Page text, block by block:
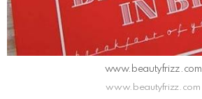
www.beautyfrizz.com
www.beautyfrizz.com